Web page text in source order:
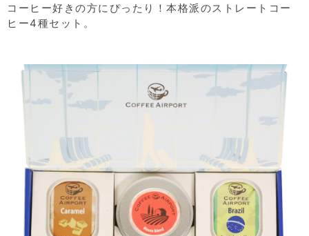
コーヒー好きの方にぴったり！本格派のストレートコー
ヒー4種セット。